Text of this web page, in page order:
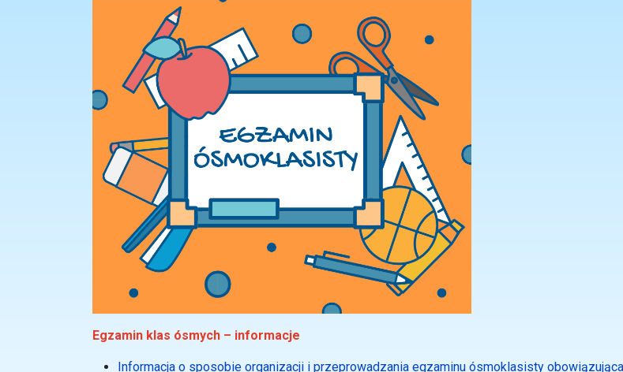
Egzamin klas ósmych – informacje
Informacja o sposobie organizacji i przeprowadzania egzaminu ósmoklasisty